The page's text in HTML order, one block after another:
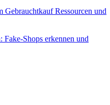
Gebrauchtkauf Ressourcen und
Shops erkennen und